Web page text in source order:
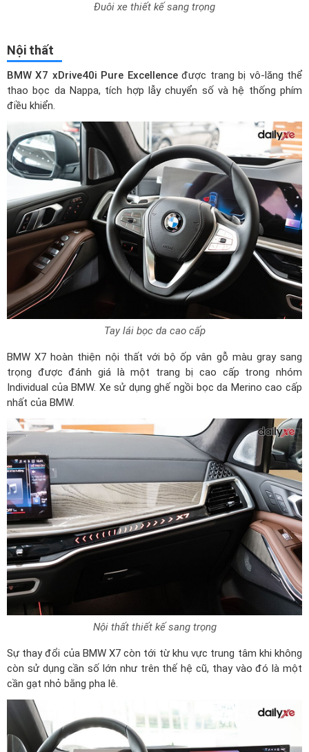
Đuôi xe thiết kế sang trọng
Nội thất
BMW X7 xDrive40i Pure Excellenceđược trang bị vô-lăng thể
thao bọc da Nappa, tích hợp lẫy chuyển số và hệ thống phím
điều khiển.
Tay lái bọc da cao cấp
BMW X7 hoàn thiện nội thất với bộ ốp vân gỗ màu gray sang
trọng được đánh giá là một trang bị cao cấp trong nhóm
Individual của BMW. Xe sử dụng ghế ngồi bọc da Merino cao cấp
nhất của BMW.
Nội thất thiết kế sang trọng
Sự thay đổi của BMW X7 còn tới từ khu vực trung tâm khi không
còn sử dụng cần số lớn như trên thế hệ cũ, thay vào đó là một
cần gạt nhỏ bằng pha lê.